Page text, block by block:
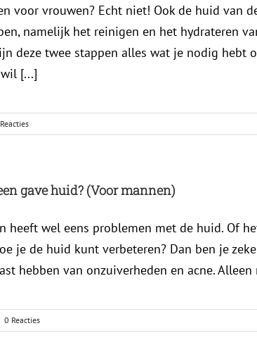
voor vrouwen? Echt niet! Ook de huid van
namelijk het reinigen en het hydrateren
deze twee stappen alles wat je nodig hebt
[...]
gave huid? (Voor mannen)
heeft wel eens problemen met de huid. Of
je de huid kunt verbeteren? Dan ben je
hebben van onzuiverheden en acne.
0 Reacties